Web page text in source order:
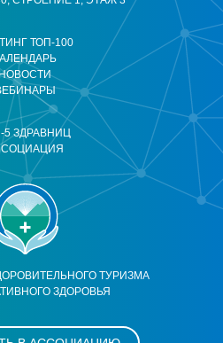
ТУРИЗМА
ЗДОРОВЬЯ
ТОП-100
5 ЗДРАВНИЦ